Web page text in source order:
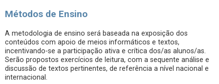
Métodos de Ensino
A metodologia de ensino será baseada na exposição dos
conteúdos com apoio de meios informáticos e textos,
incentivando-se a participação ativa e crítica dos/as alunos/as.
Serão propostos exercícios de leitura, com a sequente análise e
discussão de textos pertinentes, de referência a nível nacional e
internacional.